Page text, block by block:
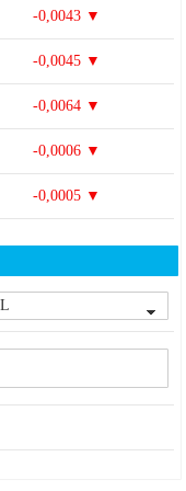
-0,0043 ▼
-0,0045 ▼
-0,0064 ▼
-0,0006 ▼
-0,0005 ▼